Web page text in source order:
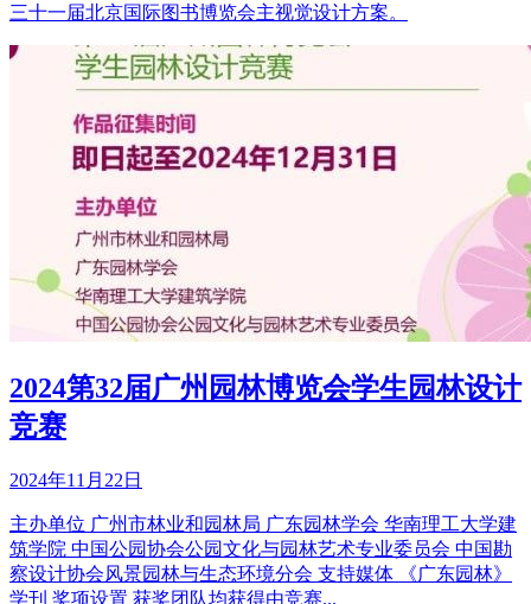
三十一届北京国际图书博览会主视觉设计方案。
2024第32届广州园林博览会学生园林设计
竞赛
2024年11月22日
主办单位 广州市林业和园林局 广东园林学会 华南理工大学建
筑学院 中国公园协会公园文化与园林艺术专业委员会 中国勘
察设计协会风景园林与生态环境分会 支持媒体 《广东园林》
学刊 奖项设置 获奖团队均获得由竞赛...